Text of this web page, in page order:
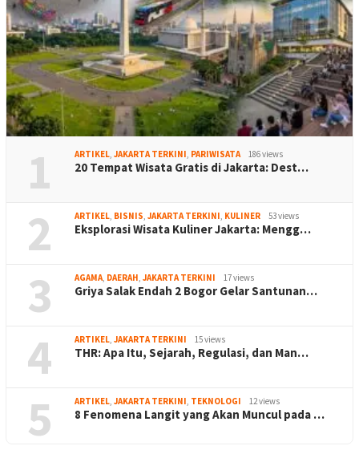
1 ARTIKEL, JAKARTA TERKINI, PARIWISATA 186 views
20 Tempat Wisata Gratis di Jakarta: Dest…
2 ARTIKEL, BISNIS, JAKARTA TERKINI, KULINER 53 views
Eksplorasi Wisata Kuliner Jakarta: Mengg…
3 AGAMA, DAERAH, JAKARTA TERKINI 17 views
Griya Salak Endah 2 Bogor Gelar Santunan…
4 ARTIKEL, JAKARTA TERKINI 15 views
THR: Apa Itu, Sejarah, Regulasi, dan Man…
5 ARTIKEL, JAKARTA TERKINI, TEKNOLOGI 12 views
8 Fenomena Langit yang Akan Muncul pada …